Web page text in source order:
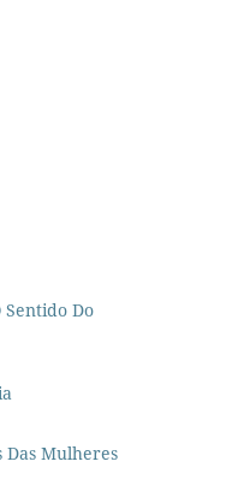
Sentido Do
Mulheres